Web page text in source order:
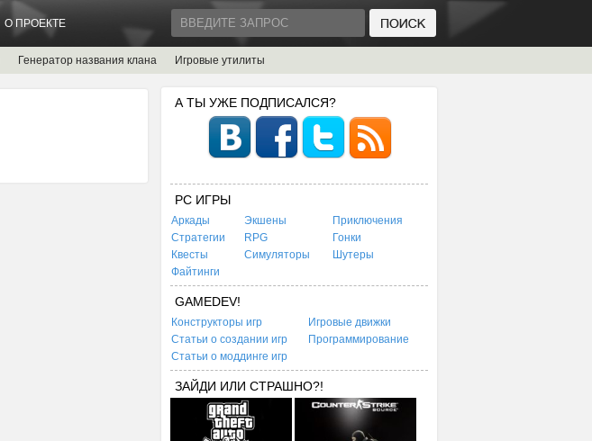
О ПРОЕКТЕ
Генератор названия клана Игровые утилиты
А ТЫ УЖЕ ПОДПИСАЛСЯ?
PC ИГРЫ
Аркады Экшены
Приключения
Стратегии
RPG
Гонки
Квесты
Симуляторы
Шутеры
Файтинги
GAMEDEV!
Конструкторы игр
Игровые движки
Статьи о создании игр
Программирование
Статьи о моддинге игр
ЗАЙДИ ИЛИ СТРАШНО?!